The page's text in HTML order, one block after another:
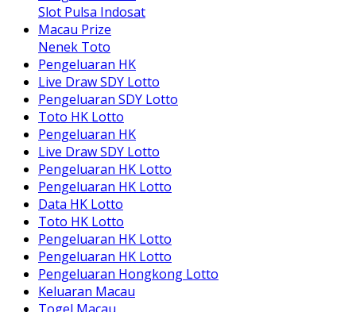
Slot Pulsa Indosat
Macau Prize
Nenek Toto
Pengeluaran HK
Live Draw SDY Lotto
Pengeluaran SDY Lotto
Toto HK Lotto
Pengeluaran HK
Live Draw SDY Lotto
Pengeluaran HK Lotto
Pengeluaran HK Lotto
Data HK Lotto
Toto HK Lotto
Pengeluaran HK Lotto
Pengeluaran HK Lotto
Pengeluaran Hongkong Lotto
Keluaran Macau